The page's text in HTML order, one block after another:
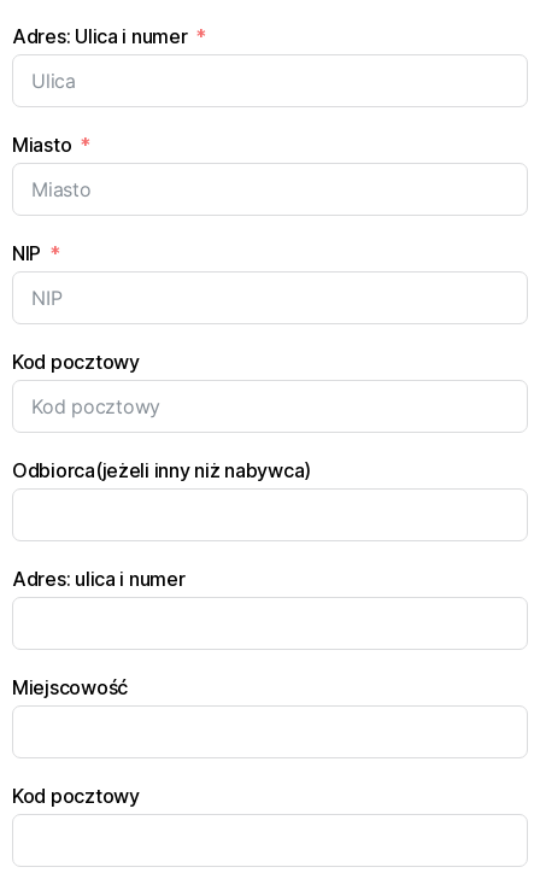
Adres: Ulica i numer
Miasto
NIP
Kod pocztowy
Odbiorca(jeżeli inny niż nabywca)
Adres: ulica i numer
Miejscowość
Kod pocztowy